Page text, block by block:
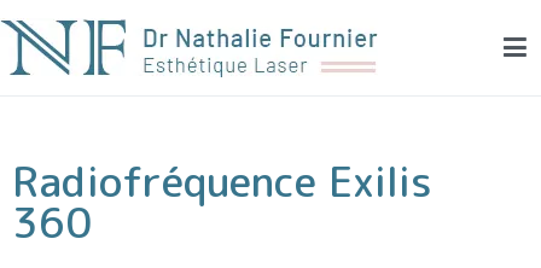
Radiofréquence Exilis
360